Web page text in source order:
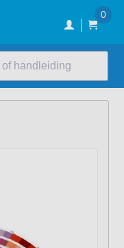
0
handleiding